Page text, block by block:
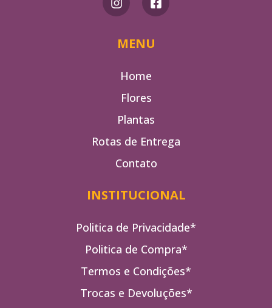
MENU
Home
Flores
Plantas
Rotas de Entrega
Contato
INSTITUCIONAL
Politica de Privacidade*
Politica de Compra*
Termos e Condições*
Trocas e Devoluções*